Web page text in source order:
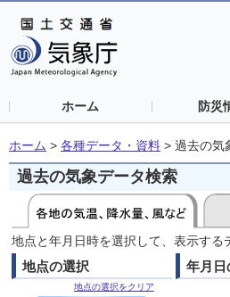
ホーム 防災
ホーム > 各種データ・資料 > 過去の気
過去の気象データ検索
地点と年月日時を選択して、表示す
地点の選択
地点の選択をクリア
年月日